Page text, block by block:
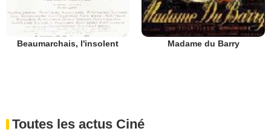
Beaumarchais, l'insolent Madame du Barry
Toutes les actus Ciné